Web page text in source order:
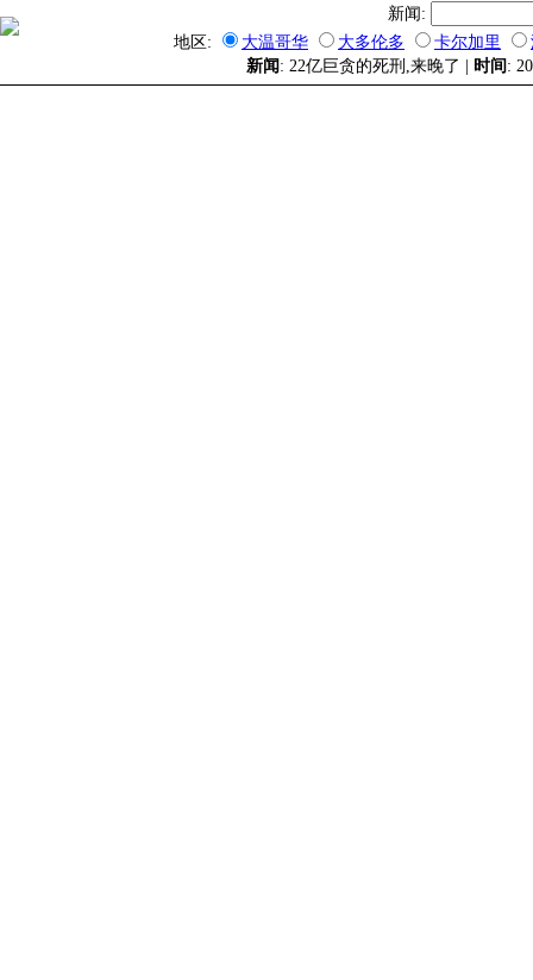
新闻:
地区:
大温哥华 大多伦多 卡尔加里
新闻 : 22亿巨贪的死刑,来晚了 | 时间 :